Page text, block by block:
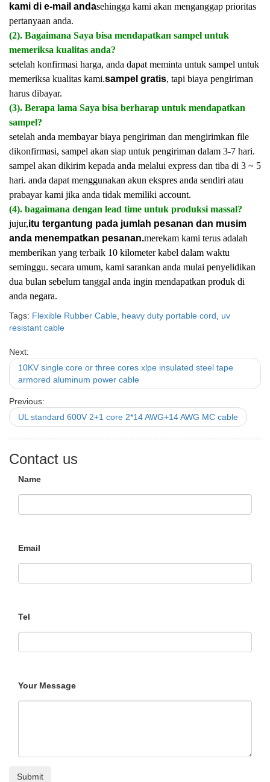
kami di e-mail andasehingga kami akan menganggap prioritas
pertanyaan anda.
(2). Bagaimana Saya bisa mendapatkan sampel untuk
memeriksa kualitas anda?
setelah konfirmasi harga, anda dapat meminta untuk sampel untuk
memeriksa kualitas kami.sampel gratis, tapi biaya pengiriman
harus dibayar.
(3). Berapa lama Saya bisa berharap untuk mendapatkan
sampel?
setelah anda membayar biaya pengiriman dan mengirimkan file
dikonfirmasi, sampel akan siap untuk pengiriman dalam 3-7 hari.
sampel akan dikirim kepada anda melalui express dan tiba di 3 ~ 5
hari. anda dapat menggunakan akun ekspres anda sendiri atau
prabayar kami jika anda tidak memiliki account.
(4). bagaimana dengan lead time untuk produksi massal?
jujur,itu tergantung pada jumlah pesanan dan musim
anda menempatkan pesanan.merekam kami terus adalah
memberikan yang terbaik 10 kilometer kabel dalam waktu
seminggu. secara umum, kami sarankan anda mulai penyelidikan
dua bulan sebelum tanggal anda ingin mendapatkan produk di
anda negara.
Tags: Flexible Rubber Cable heavy duty portable cord
uv
resistant cable
Next:
10KV single core or three cores xlpe insulated steel tape
armored aluminum power cable
Previous:
UL standard 600V 2+1 core 2*14 AWG+14 AWG MC cable
Contact us
Name
Email
Tel
Your Message